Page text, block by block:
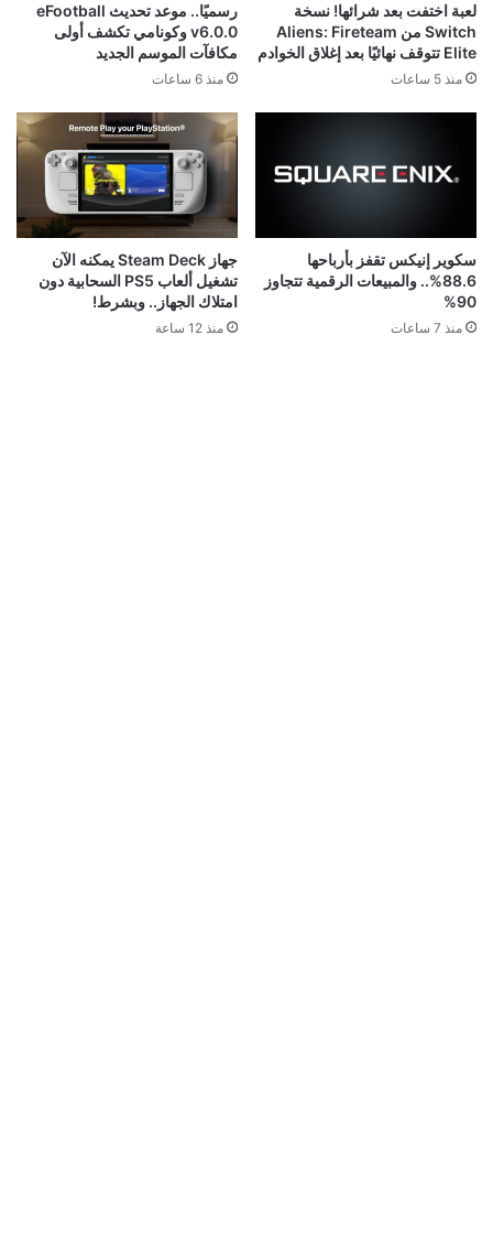
لعبة اختفت بعد شرائها! نسخة
Switch من Aliens: Fireteam
Elite تتوقف نهائيًا بعد إغلاق الخوادم
منذ 5 ساعات
رسميًا.. موعد تحديث eFootball
v6.0.0 وكونامي تكشف أولى
مكافآت الموسم الجديد
منذ 6 ساعات
سكوير إنيكس تقفز بأرباحها
88.6%.. والمبيعات الرقمية تتجاوز
90%
منذ 7 ساعات
جهاز Steam Deck يمكنه الآن
تشغيل ألعاب PS5 السحابية دون
امتلاك الجهاز.. وبشرط!
منذ 12 ساعة